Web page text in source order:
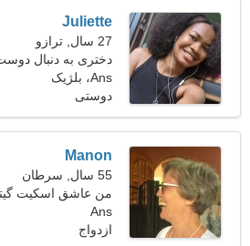
Juliette
27 سال, ترازو
دختری به دنبال
Ans، بلژیک
دوستی
Manon
55 سال, سرطان
من عاشق اسکیت
غلتک هستم
Ans
ازدواج